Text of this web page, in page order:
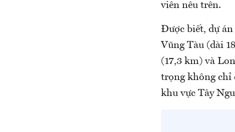
viên nêu trên.
Được biết, dự
Vũng Tàu (dài
(17,3 km) và
trọng không chỉ
khu vực Tây